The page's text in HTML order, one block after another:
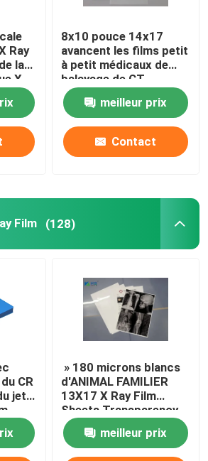
de film
d'individu
de Dicom
Ray
la
X
8x10 pouce 14x17
avancent les films petit
à petit médicaux de
balayage de CT
d'ANIMAL FAMILIER de
X Ray Film IRM
meilleur prix
Contact
Film (128)
CR
jet
» 180 microns blancs
d'ANIMAL FAMILIER
13X17 X Ray Film
Sheets Transparency
Film pour des
imprimantes à jet
d'encre
meilleur prix